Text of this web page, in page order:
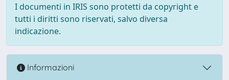
I documenti in IRIS sono protetti da copyright e
tutti i diritti sono riservati, salvo diversa
indicazione.
Informazioni